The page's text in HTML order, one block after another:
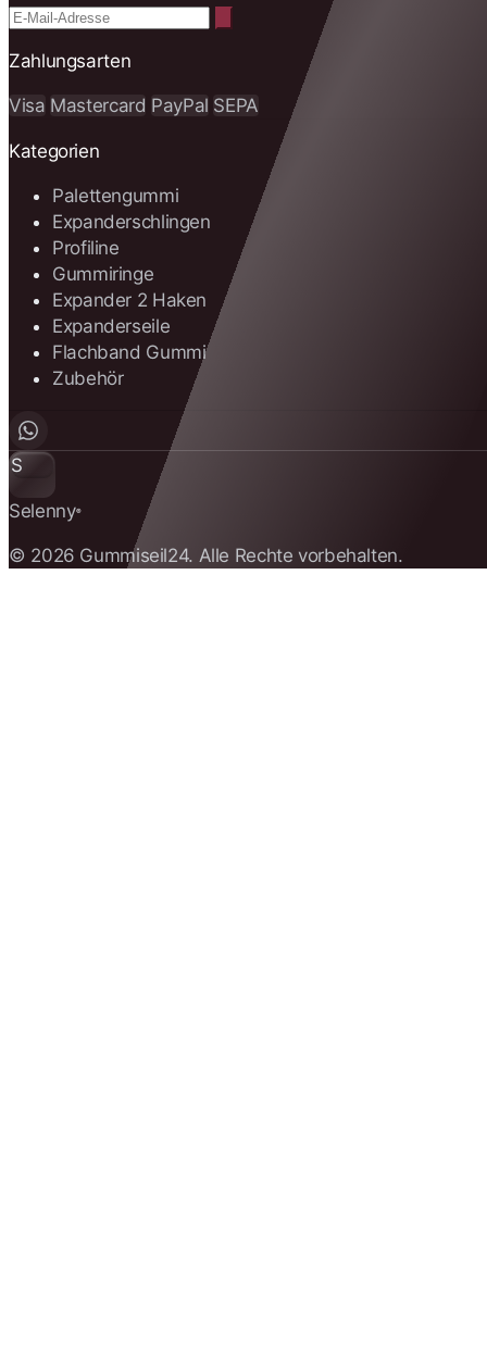
Zahlungsarten
Visa Mastercard PayPal SEPA
Kategorien
Palettengummi
Expanderschlingen
Profiline
Gummiringe
Expander 2 Haken
Expanderseile
Flachband Gummi
Zubehör
S
Selenny®
© 2026 Gummiseil24. Alle Rechte vorbehalten.